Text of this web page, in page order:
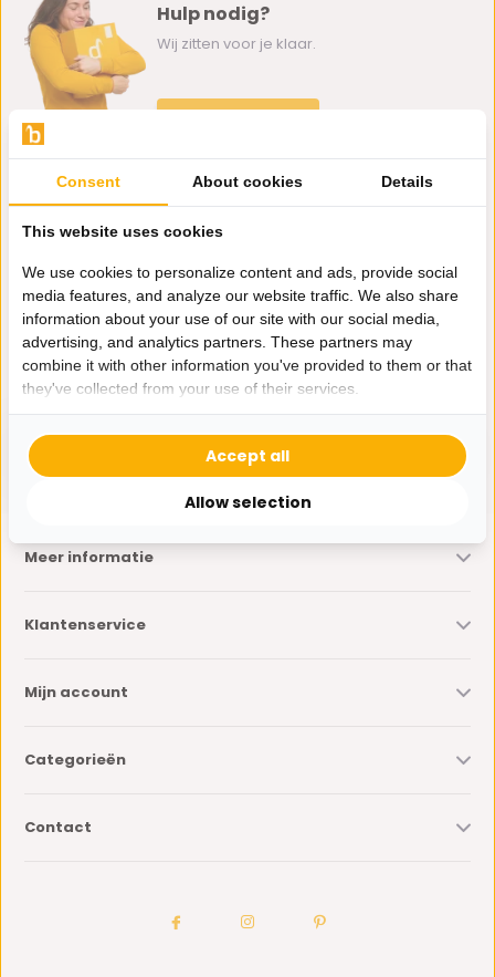
Hulp nodig?
Wij zitten voor je klaar.
klantenservice@bazaaronline.nl
Ontvang de nieuwste aanbiedingen en promoties. We zullen
je niet spammen, beloofd.
* Lees hier de wettelijke beperkingen
Meer informatie
Klantenservice
Mijn account
Categorieën
Contact
Consent About cookies Details
This website uses cookies
We use cookies to personalize content and ads, provide social
media features, and analyze our website traffic. We also share
information about your use of our site with our social media,
advertising, and analytics partners. These partners may
combine it with other information you've provided to them or that
they've collected from your use of their services.
Allow selection
Accept all